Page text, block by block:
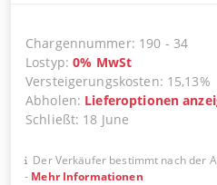
Chargennummer: 190 - 34
Lostyp:0% MwSt
Versteigerungskosten: 15,13%
Abholen: Lieferoptionen
Schließt: 18 June
Der Verkäufer bestimmt nach der
- Mehr Informationen